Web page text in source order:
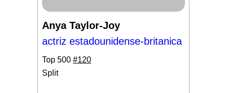
Anya Taylor-Joy
actriz estadounidense-britanica
Top 500 #120
Split